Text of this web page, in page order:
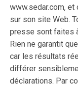
www.sedar.com,
sur son site Web.
presse sont faites
Rien ne garantit
car les résultats
différer
déclarations. Par